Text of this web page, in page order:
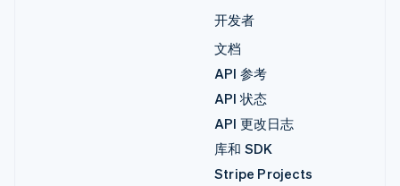
开发者
文档
API 参考
API 状态
API 更改日志
库和 SDK
Stripe Projects